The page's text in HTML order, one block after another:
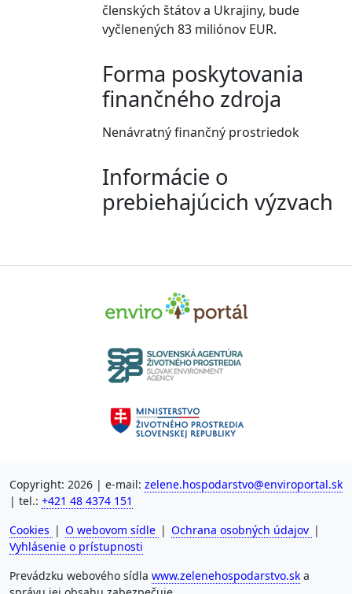
členských štátov a Ukrajiny, bude
vyčlenených 83 miliónov EUR.
Forma poskytovania
finančného zdroja
Nenávratný finančný prostriedok
Informácie o
prebiehajúcich výzvach
Copyright: 2026 | e-mail: zelene.hospodarstvo@enviroportal.sk
| tel.: +421 48 4374 151
Cookies | O webovom sídle | Ochrana osobných údajov |
Vyhlásenie o prístupnosti
Prevádzku webového sídla www.zelenehospodarstvo.sk a